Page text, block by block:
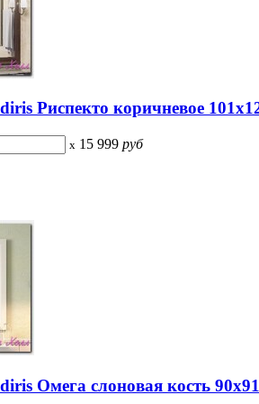
Риспекто коричневое
x 15 999 руб
Омега слоновая кость